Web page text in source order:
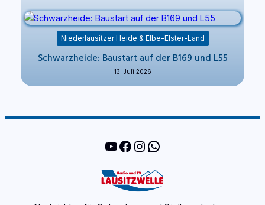
Niederlausitzer Heide & Elbe-Elster-Land
Schwarzheide: Baustart auf der B169 und L55
13. Juli 2026
YouTube
Facebook
Instagram
WhatsApp